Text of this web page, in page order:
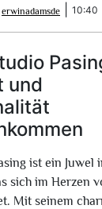
erwinadamsde 10:40
und
ist ein Juwel
sich im Herzen
Mit seinem